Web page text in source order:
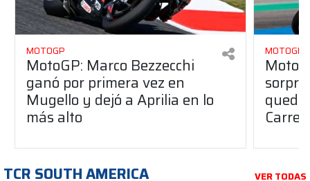
MOTOGP
MotoGP: Marco Bezzecchi
ganó por primera vez en
Mugello y dejó a Aprilia en lo
más alto
MOTOGP
TCR SOUTH AMERICA VER TODAS